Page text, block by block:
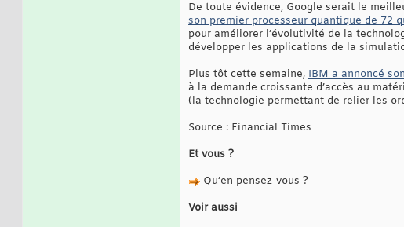
De toute évidence, Google serait le
son premier processeur quantique de 72
pour améliorer l’évolutivité de la
développer les applications de la
Plus tôt cette semaine, IBM a annoncé
à la demande croissante d’accès au
(la technologie permettant de relier les
Source : Financial Times
Et vous ?
Qu’en pensez-vous ?
Voir aussi